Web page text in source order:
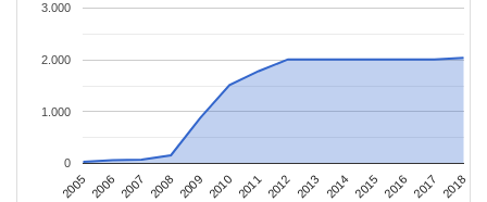
2005 2006 2007 2008 2009 2010 2011 2012 2013 2014 2015 2016 2017 2018
0
1.000
2.000
3.000